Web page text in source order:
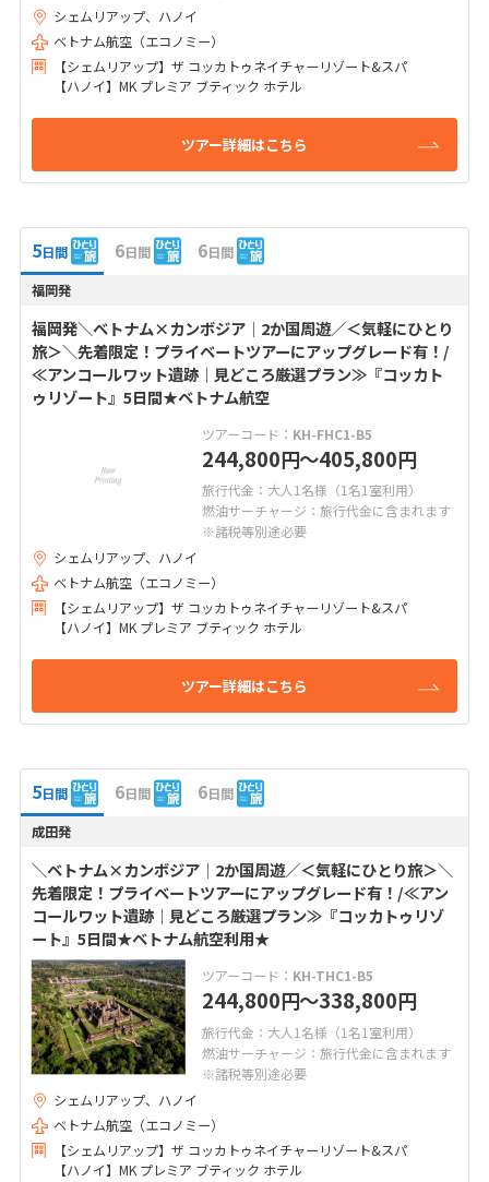
シェムリアップ、ハノイ
ベトナム航空（エコノミー）
【シェムリアップ】ザ コッカトゥネイチャーリゾート&スパ
【ハノイ】MK プレミア ブティック ホテル
ツアー詳細はこちら
5日間 6日間 6日間
福岡発
福岡発＼ベトナム×カンボジア│2か国周遊／＜気軽にひとり
旅＞＼先着限定！プライベートツアーにアップグレード有！/
≪アンコールワット遺跡│見どころ厳選プラン≫『コッカト
ゥリゾート』5日間★ベトナム航空
ツアーコード： KH-FHC1-B5
244,800円〜405,800円
旅行代金：大人1名様（1名1室利用）
燃油サーチャージ：旅行代金に含まれます
※諸税等別途必要
シェムリアップ、ハノイ
ベトナム航空（エコノミー）
【シェムリアップ】ザ コッカトゥネイチャーリゾート&スパ
【ハノイ】MK プレミア ブティック ホテル
ツアー詳細はこちら
5日間 6日間 6日間
成田発
＼ベトナム×カンボジア│2か国周遊／＜気軽にひとり旅＞＼
先着限定！プライベートツアーにアップグレード有！/≪アン
コールワット遺跡│見どころ厳選プラン≫『コッカトゥリゾ
ート』5日間★ベトナム航空利用★
ツアーコード： KH-THC1-B5
244,800円〜338,800円
旅行代金：大人1名様（1名1室利用）
燃油サーチャージ：旅行代金に含まれます
※諸税等別途必要
シェムリアップ、ハノイ
ベトナム航空（エコノミー）
【シェムリアップ】ザ コッカトゥネイチャーリゾート&スパ
【ハノイ】MK プレミア ブティック ホテル